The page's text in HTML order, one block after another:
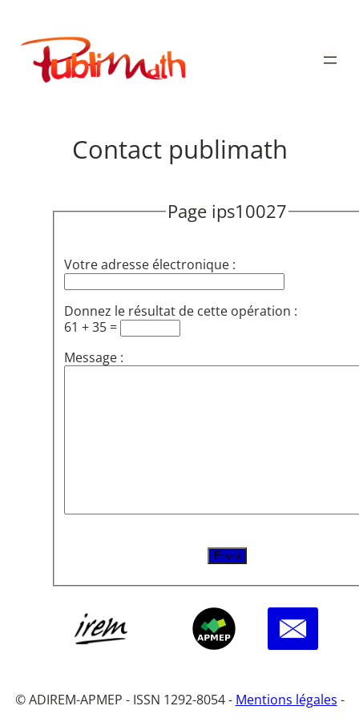
contenu
Publimath
Contact publimath
Page ips10027
Votre adresse électronique :
Donnez le résultat de cette opération :
61 + 35 =
Message :
© ADIREM-APMEP - ISSN 1292-8054 - Mentions légales -